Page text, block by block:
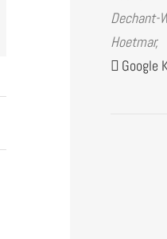
Dechant-
Hoetmar,
Google